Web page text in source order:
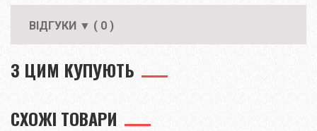
ВІДГУКИ ▼ ( 0 )
З ЦИМ КУПУЮТЬ
СХОЖІ ТОВАРИ